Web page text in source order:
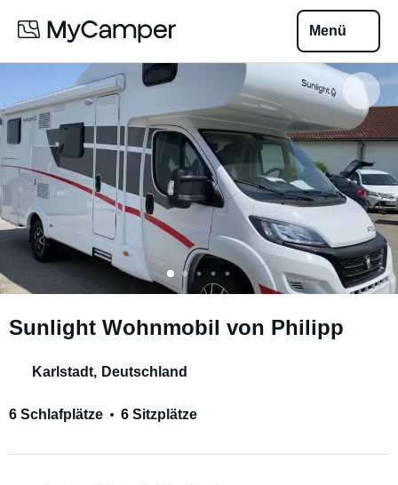
Menü
Sunlight Wohnmobil von Philipp
Karlstadt, Deutschland
6 Schlafplätze 6 Sitzplätze